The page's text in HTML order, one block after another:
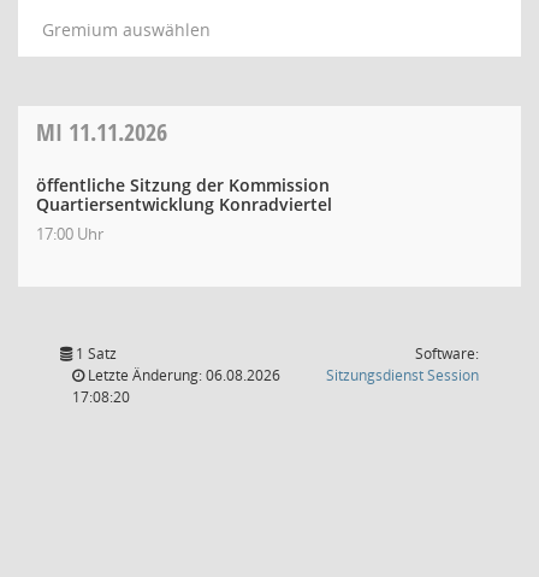
Gremium auswählen
MI 11.11.2026
öffentliche Sitzung der Kommission
Quartiersentwicklung Konradviertel
17:00 Uhr
1 Satz
Letzte Änderung: 06.08.2026
17:08:20
Software:
SitzungsdienstSession(Wird in